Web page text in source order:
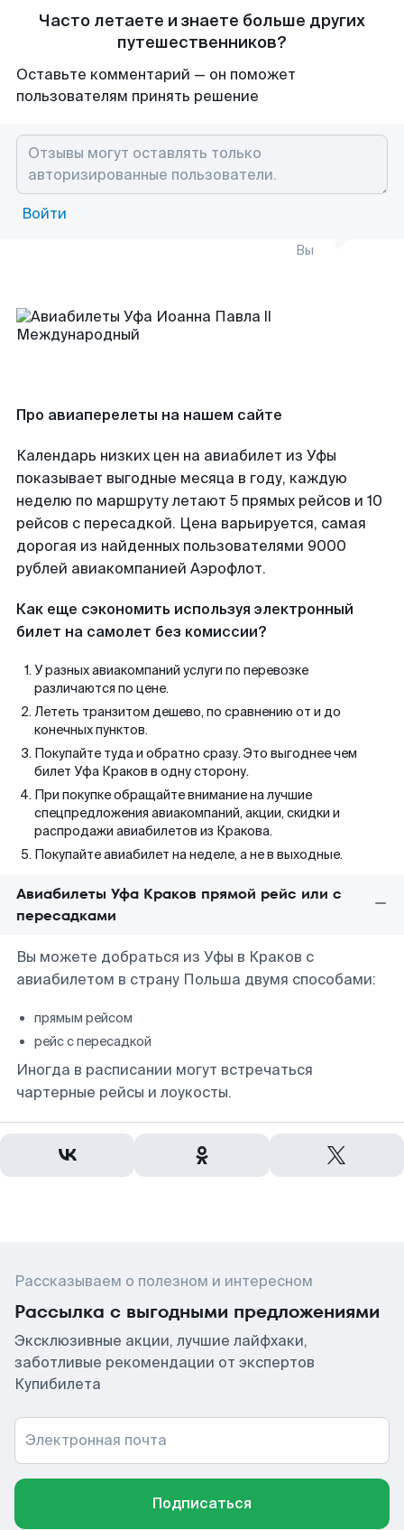
Часто летаете и знаете больше других
путешественников?
Оставьте комментарий — он поможет
пользователям принять решение
Войти
Вы
Про авиаперелеты на нашем сайте
Календарь низких цен на авиабилет из Уфы
показывает выгодные месяца в году, каждую
неделю по маршруту летают 5 прямых рейсов и 10
рейсов с пересадкой. Цена варьируется, самая
дорогая из найденных пользователями 9000
рублей авиакомпанией Аэрофлот.
Как еще сэкономить используя электронный
билет на самолет без комиссии?
У разных авиакомпаний услуги по перевозке
различаются по цене.
Лететь транзитом дешево, по сравнению от и до
конечных пунктов.
Покупайте туда и обратно сразу. Это выгоднее чем
билет Уфа Краков в одну сторону.
При покупке обращайте внимание на лучшие
спецпредложения авиакомпаний, акции, скидки и
распродажи авиабилетов из Кракова.
Покупайте авиабилет на неделе, а не в выходные.
Авиабилеты Уфа Краков прямой рейс или с
пересадками
Вы можете добраться из Уфы в Краков с
авиабилетом в страну Польша двумя способами:
прямым рейсом
рейс с пересадкой
Иногда в расписании могут встречаться
чартерные рейсы и лоукосты.
Рассказываем о полезном и интересном
Рассылка с выгодными предложениями
Эксклюзивные акции, лучшие лайфхаки,
заботливые рекомендации от экспертов
Купибилета
Электронная почта
Подписаться